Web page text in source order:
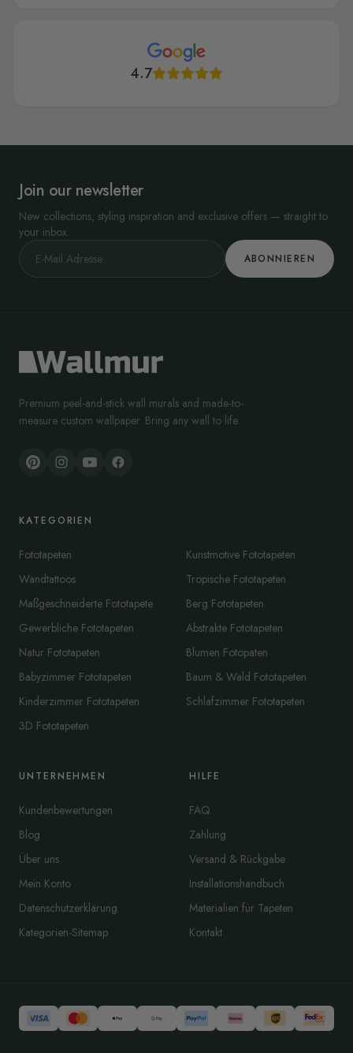
4.7
Join our newsletter
New collections, styling inspiration and exclusive offers — straight to
your inbox.
ABONNIEREN
Premium peel-and-stick wall murals and made-to-
measure custom wallpaper. Bring any wall to life.
KATEGORIEN
Fototapeten
Wandtattoos
Maßgeschneiderte Fototapete
Gewerbliche Fototapeten
Natur Fototapeten
Babyzimmer Fototapeten
Kinderzimmer Fototapeten
3D Fototapeten
Kunstmotive Fototapeten
Tropische Fototapeten
Berg Fototapeten
Abstrakte Fototapeten
Blumen Fotopaten
Baum & Wald Fototapeten
Schlafzimmer Fototapeten
UNTERNEHMEN
Kundenbewertungen
Blog
Über uns
Mein Konto
Datenschutzerklärung
Kategorien-Sitemap
HILFE
FAQ
Zahlung
Versand & Rückgabe
Installationshandbuch
Materialien für Tapeten
Kontakt